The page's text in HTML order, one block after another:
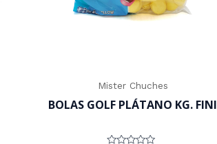
Mister Chuches
BOLAS GOLF PLÁTANO KG. FINI